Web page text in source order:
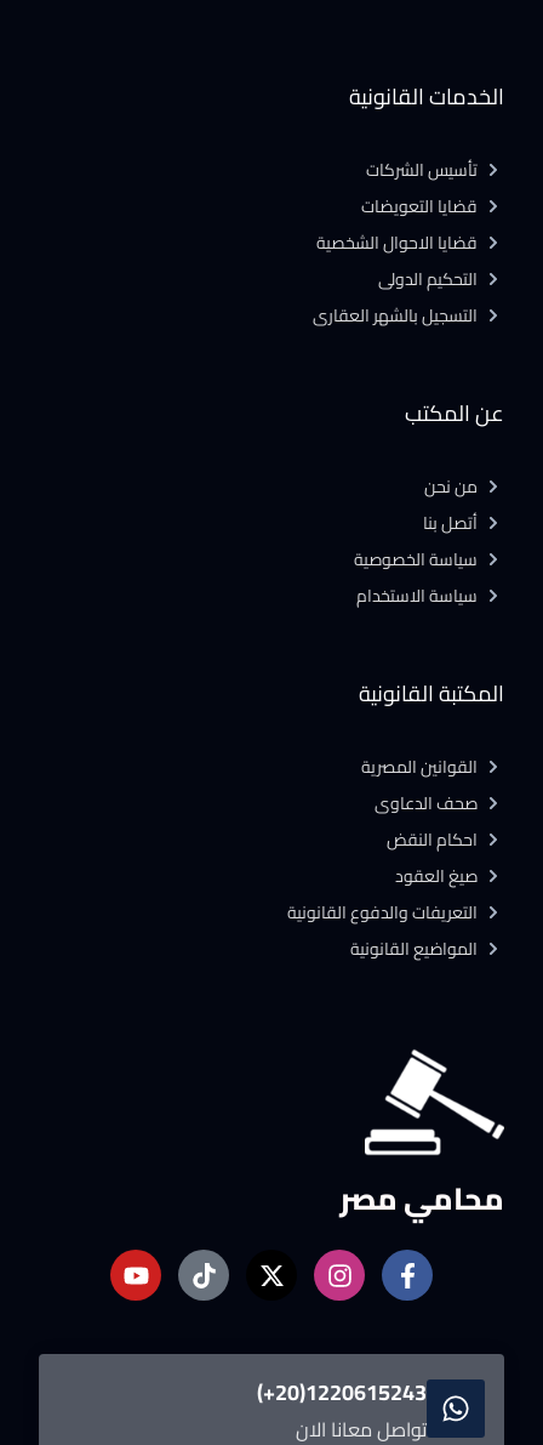
محامي مصر
1220615243(20+)
تواصل معانا الان
المكتبة القانونية
القوانين المصرية
صحف الدعاوى
احكام النقض
صيغ العقود
التعريفات والدفوع القانونية
المواضيع القانونية
عن المكتب
من نحن
أتصل بنا
سياسة الخصوصية
سياسة الاستخدام
الخدمات القانونية
تأسيس الشركات
قضايا التعويضات
قضايا الاحوال الشخصية
التحكيم الدولى
التسجيل بالشهر العقارى